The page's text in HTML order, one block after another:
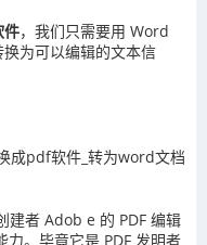
，我们只需要用 Word
为可以编辑的文本信
建者 Adob e 的 PDF 编辑
。毕竟它是 PDF 发明者